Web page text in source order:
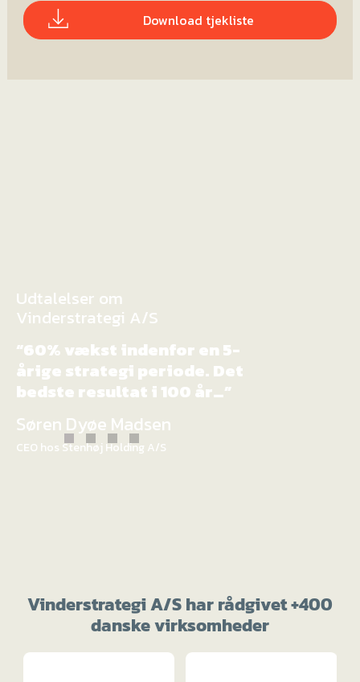
Download tjekliste
Udtalelser om
Vinderstrategi A/S
“60% vækst indenfor en 5-
årige strategi periode. Det
bedste resultat i 100 år…”
Søren Dyøe Madsen
CEO hos Stenhøj Holding A/S
Vinderstrategi A/S har rådgivet +400
danske virksomheder